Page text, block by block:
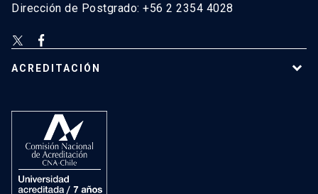
Dirección de Postgrado: +56 2 2354 4028
ACREDITACIÓN